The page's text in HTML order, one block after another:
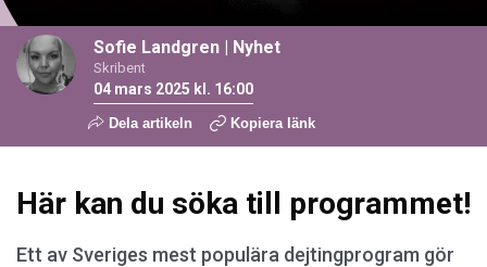
Sofie Landgren | Nyhet
Skribent
04 mars 2025 kl. 16:00
Dela artikeln Kopiera länk
Här kan du söka till programmet!
Ett av Sveriges mest populära dejtingprogram gör